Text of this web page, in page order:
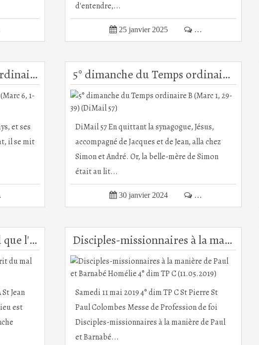
d'entendre,...
 25 janvier 2025  …
14° dimanche du Temps ordinaire B (Marc 6, 1-6) (DiMail 78)
et ses
il se mit
5° dimanche du Temps ordinaire B (Marc 1, 29-39) (DiMail 57)
DiMail 57 En quittant la synagogue, Jésus,
accompagné de Jacques et de Jean, alla chez
Simon et André. Or, la belle-mère de Simon
était au lit...
 30 janvier 2024  …
Notre Dieu est plus grand que l'esprit du mal Homélie 4° dim TO B (31.01.2021)
Jean
est
Disciples-missionnaires à la manière de Paul et Barnabé Homélie 4° dim TP C (11.05.2019)
Samedi 11 mai 2019 4° dim TP C St Pierre St
Paul Colombes Messe de Profession de foi
Disciples-missionnaires à la manière de Paul
et Barnabé...